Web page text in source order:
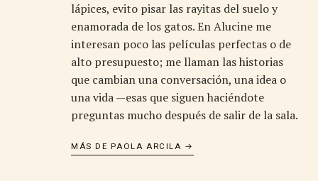
lápices, evito pisar las rayitas del suelo y
enamorada de los gatos. En Alucine me
interesan poco las películas perfectas o de
alto presupuesto; me llaman las historias
que cambian una conversación, una idea o
una vida —esas que siguen haciéndote
preguntas mucho después de salir de la sala.
MÁS DE PAOLA ARCILA →